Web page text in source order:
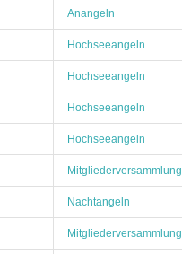
Anangeln
Hochseeangeln
Hochseeangeln
Hochseeangeln
Hochseeangeln
Mitgliederversammlung
Nachtangeln
Mitgliederversammlung